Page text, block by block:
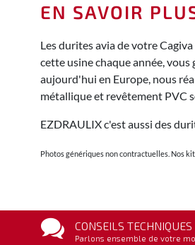
EN SAVOIR
Les durites avia de votre
cette usine chaque année,
aujourd'hui en Europe, nous
métallique et revêtement PVC
EZDRAULIX c'est aussi des
Photos génériques non contractuelles. Nos
CONSEILS TECHNIQUES
Parlons ensemble de votre